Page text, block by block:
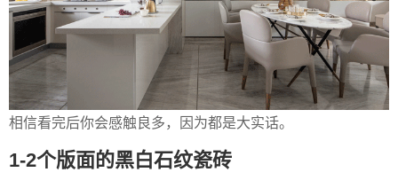
相信看完后你会感触良多，因为都是大实话。
1-2个版面的黑白石纹瓷砖